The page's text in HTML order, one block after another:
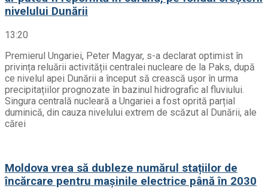
nivelului Dunării
13:20
Premierul Ungariei, Peter Magyar, s-a declarat optimist în
privința reluării activității centralei nucleare de la Paks, după
ce nivelul apei Dunării a început să crească ușor în urma
precipitațiilor prognozate în bazinul hidrografic al fluviului.
Singura centrală nucleară a Ungariei a fost oprită parțial
duminică, din cauza nivelului extrem de scăzut al Dunării, ale
cărei
Moldova vrea să dubleze numărul stațiilor de
încărcare pentru mașinile electrice până în 2030